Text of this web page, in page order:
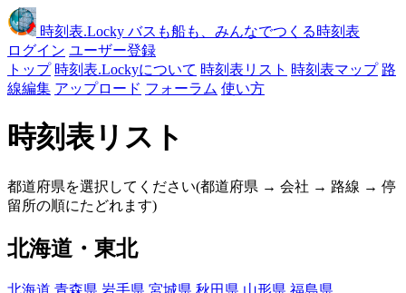
時刻表.Locky バスも船も、みんなでつくる時刻表
ログイン ユーザー登録
トップ 時刻表.Lockyについて 時刻表リスト 時刻表マップ 路
線編集 アップロード フォーラム 使い方
時刻表リスト
都道府県を選択してください(都道府県 → 会社 → 路線 → 停
留所の順にたどれます)
北海道・東北
北海道 青森県 岩手県 宮城県 秋田県 山形県 福島県